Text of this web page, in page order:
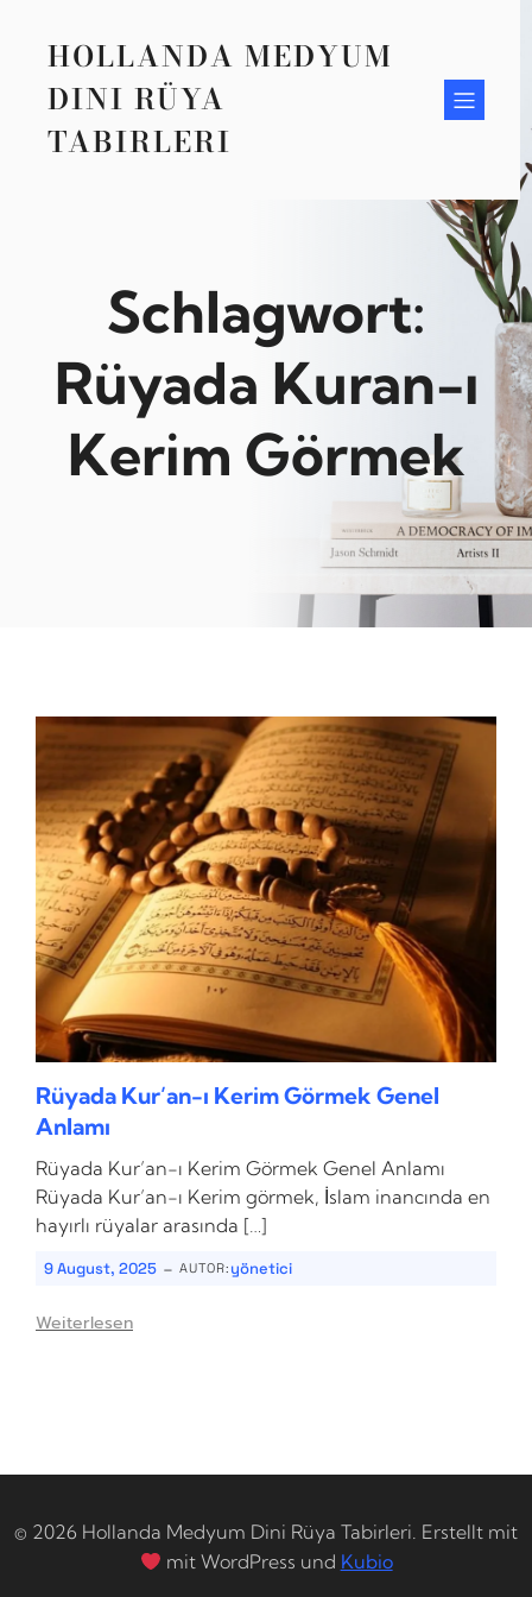
springenHOLLANDA MEDYUM
DINI RÜYA
TABIRLERI
Schlagwort:
Rüyada Kuran-ı
Kerim Görmek
Rüyada Kur’an-ı Kerim Görmek Genel
Anlamı
Rüyada Kur’an-ı Kerim Görmek Genel Anlamı
Rüyada Kur’an-ı Kerim görmek, İslam inancında en
hayırlı rüyalar arasında […]
9 August, 2025 - AUTOR: yönetici
Weiterlesen
© 2026 Hollanda Medyum Dini Rüya Tabirleri. Erstellt mit
mit WordPress und Kubio